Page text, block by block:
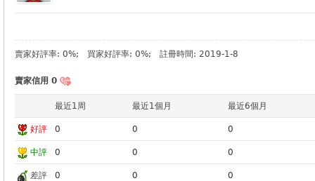
賣家好評率: 0%; 買家好評率: 0%; 註冊時間: 2019-1-8
賣家信用 0
最近1周 最近1個月 最近6個月
好評 0 0 0
中評 0 0 0
差評 0 0 0